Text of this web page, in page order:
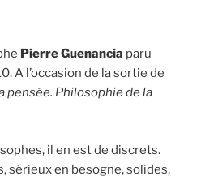
Pierre Guenancia paru
A l’occasion de la sortie de
pensée. Philosophie de la
il en est de discrets.
sérieux en besogne, solides,